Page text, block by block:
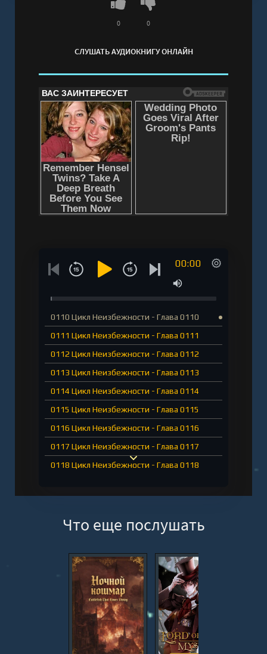
СЛУШАТЬ АУДИОКНИГУ ОНЛАЙН
0 0
00:00
0110 Цикл Неизбежности - Глава 0110
0111 Цикл Неизбежности - Глава 0111
0112 Цикл Неизбежности - Глава 0112
0113 Цикл Неизбежности - Глава 0113
0114 Цикл Неизбежности - Глава 0114
0115 Цикл Неизбежности - Глава 0115
0116 Цикл Неизбежности - Глава 0116
0117 Цикл Неизбежности - Глава 0117
0118 Цикл Неизбежности - Глава 0118
0121 Цикл Неизбежности - Глава 0121
0123 Цикл Неизбежности - Глава 0123
0124 Цикл Неизбежности - Глава 0124
0125 Цикл Неизбежности - Глава 0125
0126 Цикл Неизбежности - Глава 0126
0127 Цикл Неизбежности - Глава 0127
0128 Цикл Неизбежности - Глава 0128
Что еще послушать